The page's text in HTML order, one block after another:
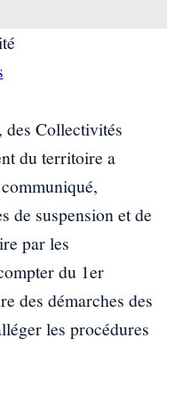
Collectivités
du territoire a
de suspension et de
par les
du 1er
des démarches des
les procédures